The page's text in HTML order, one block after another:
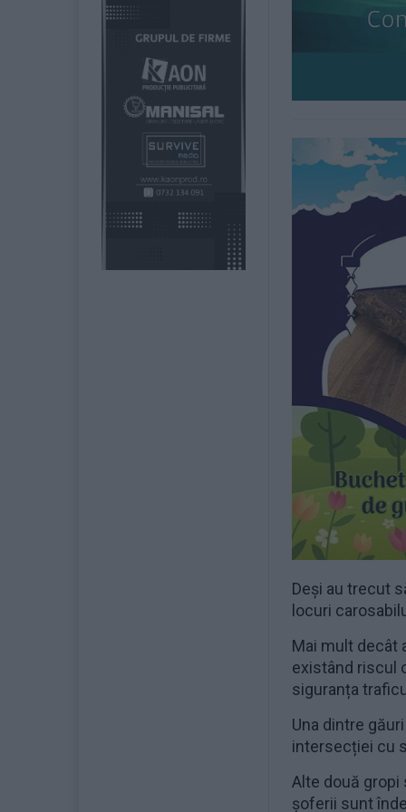
Deși au trecut
locuri
Mai mult decât
existând riscul
siguranța
Una dintre
intersecției cu
Alte două gropi
șoferii sunt